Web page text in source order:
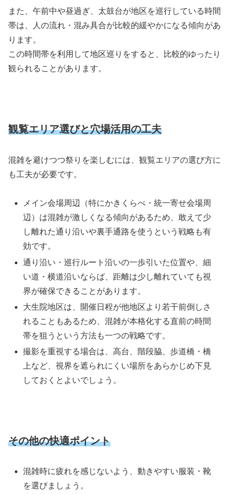
また、午前中や昼過ぎ、太鼓台が地区を巡行している時間
帯は、人の流れ・混み具合が比較的緩やかになる傾向があ
ります。
この時間帯を利用して地区巡りをすると、比較的ゆったり
観られることがあります。
観覧エリア選びと穴場活用の工夫
混雑を避けつつ祭りを楽しむには、観覧エリアの選び方に
も工夫が必要です。
メイン会場周辺（特にかきくらべ・統一寄せ会場周
辺）は混雑が激しくなる傾向があるため、敢えて少
し離れた通り沿いや裏手通路を使うという戦略も有
効です。
通り沿い・巡行ルート沿いの一歩引いた位置や、細
い道・横道沿いならば、距離は少し離れていても視
界が確保できることがあります。
大生院地区は、開催日程が他地区より若干前倒しさ
れることもあるため、混雑が本格化する直前の時間
帯を狙うという方法も一つの戦略です。
撮影を重視する場合は、高台、階段脇、歩道橋・橋
上など、視界を遮られにくい場所をあらかじめ下見
しておくとよいでしょう。
その他の快適ポイント
混雑時に疲れを感じないよう、動きやすい服装・靴
を選びましょう。